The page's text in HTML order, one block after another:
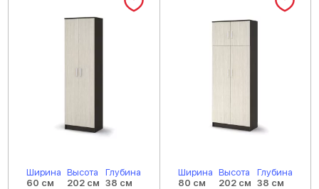
Ширина
60 см
Высота
202 см
Глубина
38 см
Ширина
80 см
Высота
202 см
Глубина
38 см